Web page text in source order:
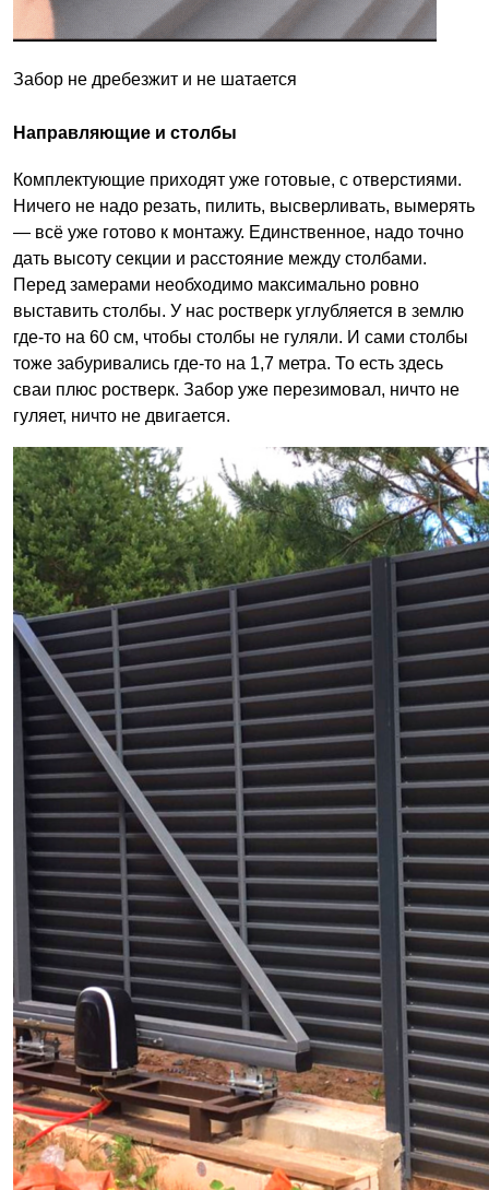
Забор не дребезжит и не шатается
Направляющие и столбы
Комплектующие приходят уже готовые, с отверстиями.
Ничего не надо резать, пилить, высверливать, вымерять
— всё уже готово к монтажу. Единственное, надо точно
дать высоту секции и расстояние между столбами.
Перед замерами необходимо максимально ровно
выставить столбы. У нас ростверк углубляется в землю
где-то на 60 см, чтобы столбы не гуляли. И сами столбы
тоже забуривались где-то на 1,7 метра. То есть здесь
сваи плюс ростверк. Забор уже перезимовал, ничто не
гуляет, ничто не двигается.